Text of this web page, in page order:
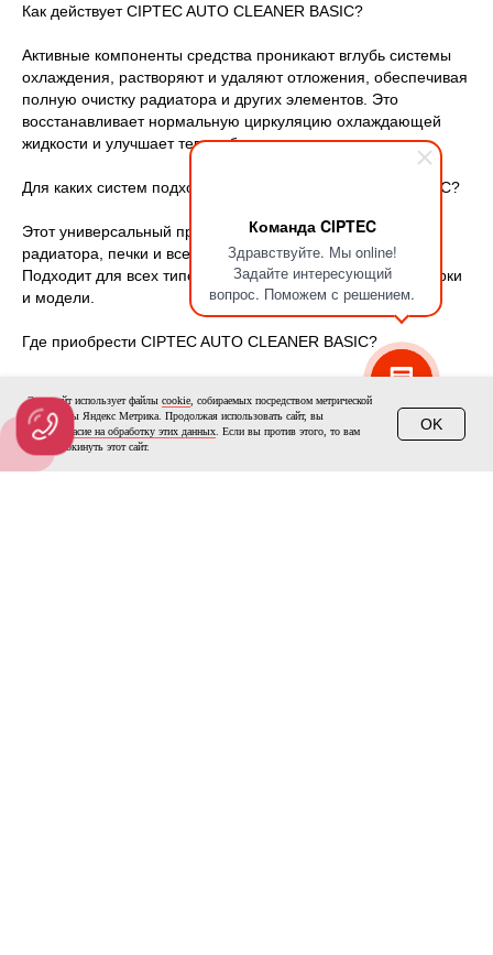
Команда CIPTEC
Здравствуйте. Мы online!
Задайте интересующий
вопрос. Поможем с решением.
Как действует CIPTEC AUTO CLEANER BASIC?
Активные компоненты средства проникают вглубь системы
охлаждения, растворяют и удаляют отложения, обеспечивая
полную очистку радиатора и других элементов. Это
восстанавливает нормальную циркуляцию охлаждающей
жидкости и улучшает теплообмен.
Для каких систем подходит CIPTEC AUTO CLEANER BASIC?
Этот универсальный продукт идеален для промывки
радиатора, печки и всей системы охлаждения двигателя.
Подходит для всех типов автомобилей независимо от марки
и модели.
Где приобрести CIPTEC AUTO CLEANER BASIC?
производителя – завода ООО «СИПТЭК». Для оформления
покупки или получения консультации звоните по номеру
телефона 8 800 234 28 24 либо отправляйте запросы на
электронную почту sales@ciptec.ru.
Этот сайт использует файлы cookie , собираемых посредством метрической
программы Яндекс Метрика. Продолжая использовать сайт, вы
даетесогласие на обработку этих данных . Если вы против этого, то вам
нужно покинуть этот сайт.
OK